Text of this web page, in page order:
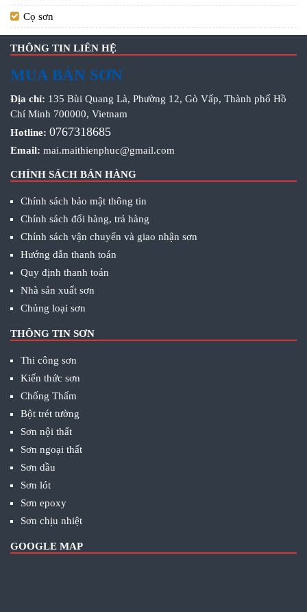
Cọ sơn
THÔNG TIN LIÊN HỆ
MUA BÁN SƠN
Địa chỉ: 135 Bùi Quang Là, Phường 12, Gò Vấp, Thành phố Hồ
Chí Minh 700000, Vietnam
Hotline: 0767318685
Email: mai.maithienphuc@gmail.com
CHÍNH SÁCH BÁN HÀNG
Chính sách bảo mật thông tin
Chính sách đổi hàng, trả hàng
Chính sách vận chuyển và giao nhận sơn
Hướng dẫn thanh toán
Quy định thanh toán
Nhà sản xuất sơn
Chủng loại sơn
THÔNG TIN SƠN
Thi công sơn
Kiến thức sơn
Chống Thấm
Bột trét tường
Sơn nội thất
Sơn ngoại thất
Sơn dầu
Sơn lót
Sơn epoxy
Sơn chịu nhiệt
GOOGLE MAP